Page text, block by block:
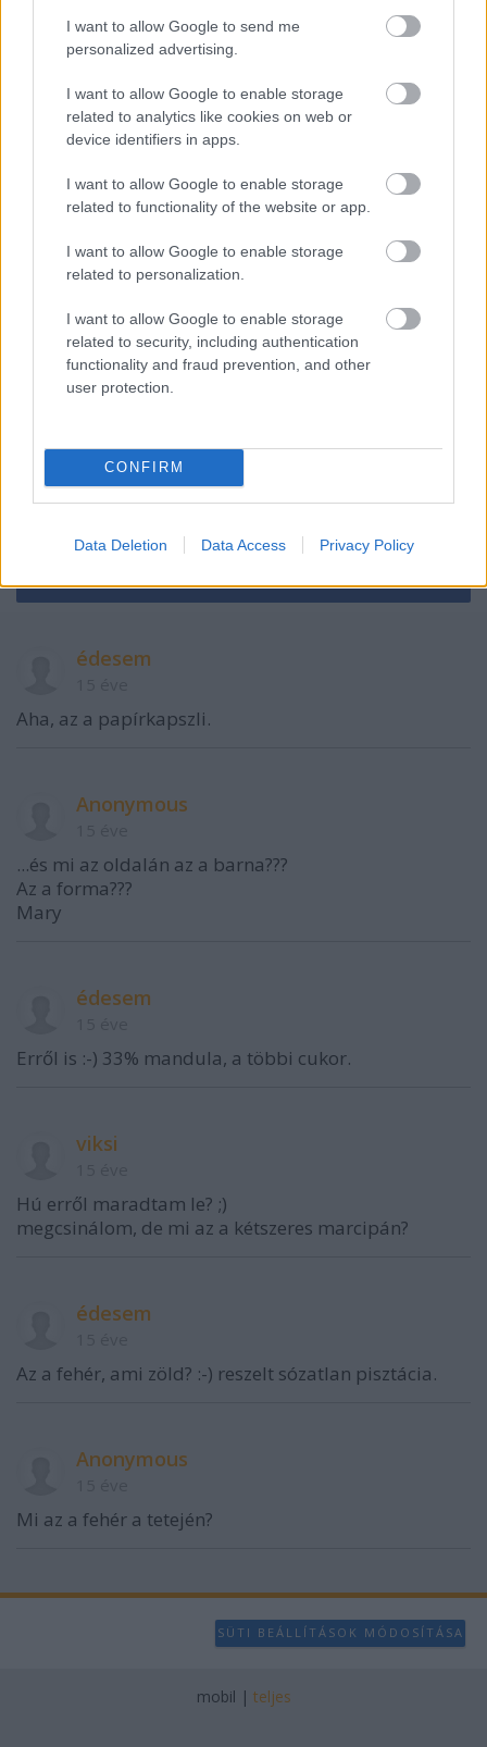
I want to allow Google to send me
personalized advertising.
I want to allow Google to enable storage
related to analytics like cookies on web or
device identifiers in apps.
I want to allow Google to enable storage
related to functionality of the website or app.
I want to allow Google to enable storage
related to personalization.
I want to allow Google to enable storage
related to security, including authentication
functionality and fraud prevention, and other
user protection.
CONFIRM
Data Deletion Data Access Privacy Policy
Már megint az olíva: Szilváspite
(laktózmentes)
Szólj hozzá!
A hozzászóláshoz be kell lépned!
VAGY
édesem
Aha, az a papírkapszli.
Anonymous
...és mi az oldalán az a barna???
Az a forma???
Mary
édesem
Erről is :-) 33% mandula, a többi cukor.
viksi
Hú erről maradtam le? ;)
megcsinálom, de mi az a kétszeres marcipán?
édesem
Az a fehér, ami zöld? :-) reszelt sózatlan pisztácia.
Anonymous
Mi az a fehér a tetején?
SÜTI BEÁLLÍTÁSOK MÓDOSÍTÁSA
mobil | teljes